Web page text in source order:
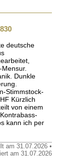
deutsche
Dunkle
Stimmstock-
Kürzlich
von einem
kann ich per
am 31.07.2026 •
am 31.07.2026